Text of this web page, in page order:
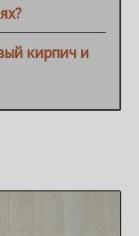
кирпич и